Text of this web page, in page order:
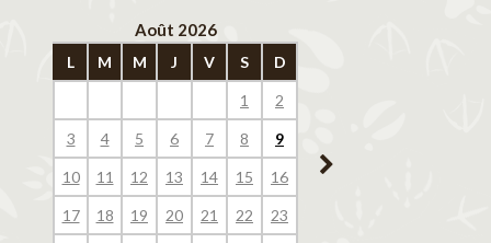
Août 2026
L M M J V S D
1 2
3 4 5 6 7 8 9
10 11 12 13 14 15 16
17 18 19 20 21 22 23
14